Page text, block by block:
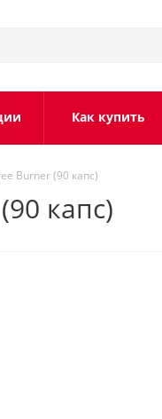
Как купить
Burner (90 капс)
капс)